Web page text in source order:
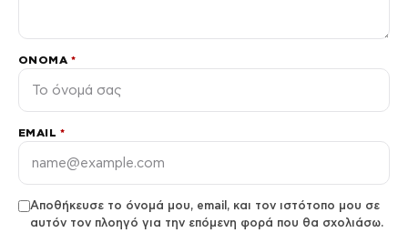
ΌΝΟΜΑ *
EMAIL *
Αποθήκευσε το όνομά μου, email, και τον ιστότοπο μου σε
αυτόν τον πλοηγό για την επόμενη φορά που θα σχολιάσω.